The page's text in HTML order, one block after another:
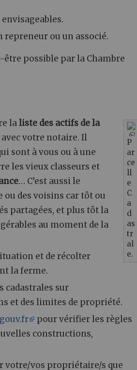
envisageables.
repreneur ou un associé.
possible par la Chambre
P
ar
ce
ll
e
C
a
d
as
tr
al
e.
laliste des actifs de la
votre notaire. Il
sont à vous ou à une
les vieux classeurs et
… C’est aussi le
ou des voisins car tôt ou
partagées, et plus tôt la
au moment de la
et de récolter
la ferme.
cadastrales sur
et des limites de propriété.
pour vérifier les règles
constructions,
votre/vos propriétaire/s que